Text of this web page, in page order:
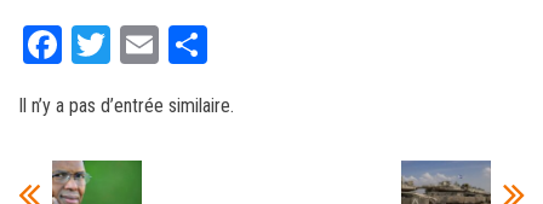
Fa
bo
ok
T
tt
er
E
ail ag
Il n’y a pas d’entrée similaire.